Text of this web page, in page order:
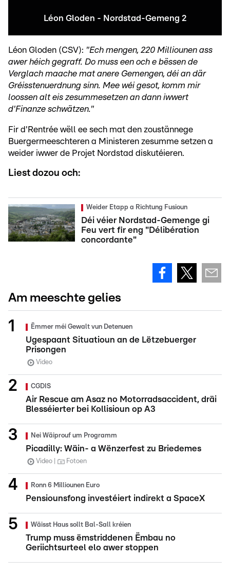
Léon Gloden - Nordstad-Gemeng 2
Léon Gloden (CSV): "Ech mengen, 220 Milliounen ass
awer héich gegraff. Do muss een och e bëssen de
Verglach maache mat anere Gemengen, déi an där
Gréisstenuerdnung sinn. Mee wéi gesot, komm mir
loossen alt eis zesummesetzen an dann iwwert
d'Finanze schwätzen."
Fir d'Rentrée wëll ee sech mat den zoustännege
Buergermeeschteren a Ministeren zesumme setzen a
weider iwwer de Projet Nordstad diskutéieren.
Liest dozou och:
Weider Etapp a Richtung Fusioun
Déi véier Nordstad-Gemenge gi
Feu vert fir eng "Délibération
concordante"
Am meeschte gelies
Ëmmer méi Gewalt vun Detenuen
Ugespaant Situatioun an de Lëtzebuerger
Prisongen
Video
CGDIS
Air Rescue am Asaz no Motorradsaccident, dräi
Blesséierter bei Kollisioun op A3
Nei Wäiprouf um Programm
Picadilly: Wäin- a Wënzerfest zu Briedemes
Video Fotoen
Ronn 6 Milliounen Euro
Pensiounsfong investéiert indirekt a SpaceX
Wäisst Haus sollt Bal-Sall kréien
Trump muss ëmstriddenen Ëmbau no
Geriichtsurteel elo awer stoppen